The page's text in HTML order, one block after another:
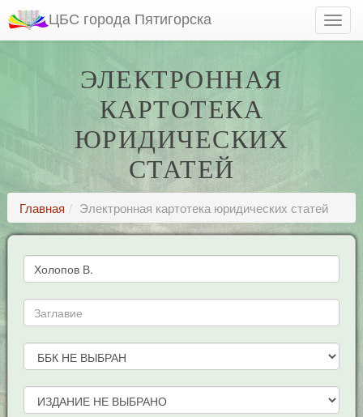
ЦБС города Пятигорска
ЭЛЕКТРОННАЯ
КАРТОТЕКА
ЮРИДИЧЕСКИХ
СТАТЕЙ
Главная Электронная картотека юридических статей